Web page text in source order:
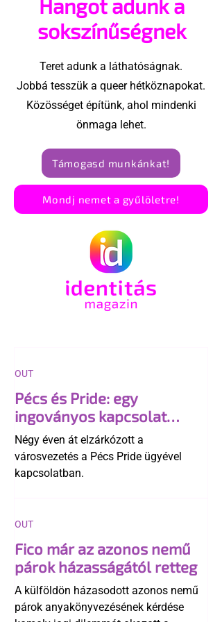
Hangot adunk a
sokszínűségnek
Teret adunk a láthatóságnak.
Jobbá tesszük a queer hétköznapokat.
Közösséget építünk, ahol mindenki
önmaga lehet.
Támogasd munkánkat!
Mondj nemet a gyűlöletre!
Pécs és Pride: egy
ingoványos kapcsolat
története
Négy éven át elzárkózott a
városvezetés a Pécs Pride ügyével
kapcsolatban.
OUT
Fico már az azonos nemű
párok házasságától retteg
A külföldön házasodott azonos nemű
párok anyakönyvezésének kérdése
OUT